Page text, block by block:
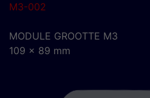
M3-002
MODULE GROOTTE M3
109 x 89 mm